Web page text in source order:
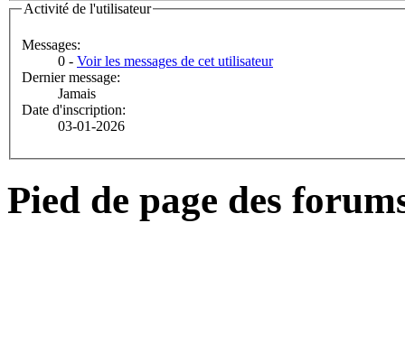
Activité de l'utilisateur
Messages:
0 - Voir les messages de cet utilisateur
Dernier message:
Jamais
Date d'inscription:
03-01-2026
Pied de page des